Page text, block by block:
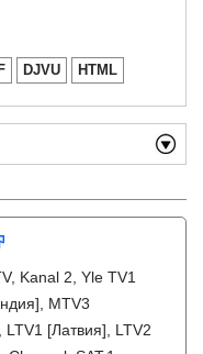
DJVU HTML
Kanal 2, Yle TV1
MTV3
[Латвия], LTV2